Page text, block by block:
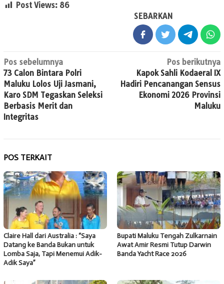
Post Views: 86
SEBARKAN
Navigasi
pos
Pos sebelumnya
73 Calon Bintara Polri
Maluku Lolos Uji Jasmani,
Karo SDM Tegaskan Seleksi
Berbasis Merit dan
Integritas
Pos berikutnya
Kapok Sahli Kodaeral IX
Hadiri Pencanangan Sensus
Ekonomi 2026 Provinsi
Maluku
POS TERKAIT
Claire Hall dari Australia : “Saya
Datang ke Banda Bukan untuk
Lomba Saja, Tapi Menemui Adik-
Adik Saya”
Bupati Maluku Tengah Zulkarnain
Awat Amir Resmi Tutup Darwin
Banda Yacht Race 2026